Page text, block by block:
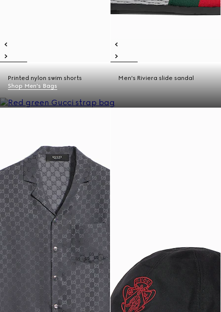
Printed nylon swim shorts
Men's Riviera slide sandal
Shop Men's Bags